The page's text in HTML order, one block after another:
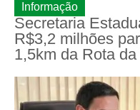
Informação
Secretaria
R$3,2 milhões
1,5km da Rota